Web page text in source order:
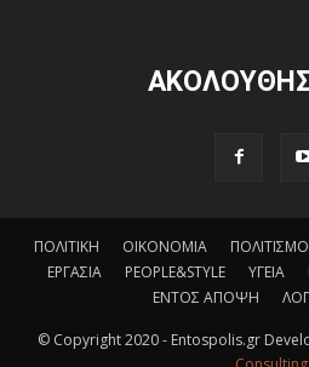
ΠΟΛΙΤΙΚΗ ΟΙΚΟΝΟΜΙΑ
ΕΡΓΑΣΙΑ
PEOPLE&STYLE ΥΓΕΙΑ
ΕΝΤΟΣ ΑΠΟΨΗ
© Copyright 2020 - Entospolis.gr